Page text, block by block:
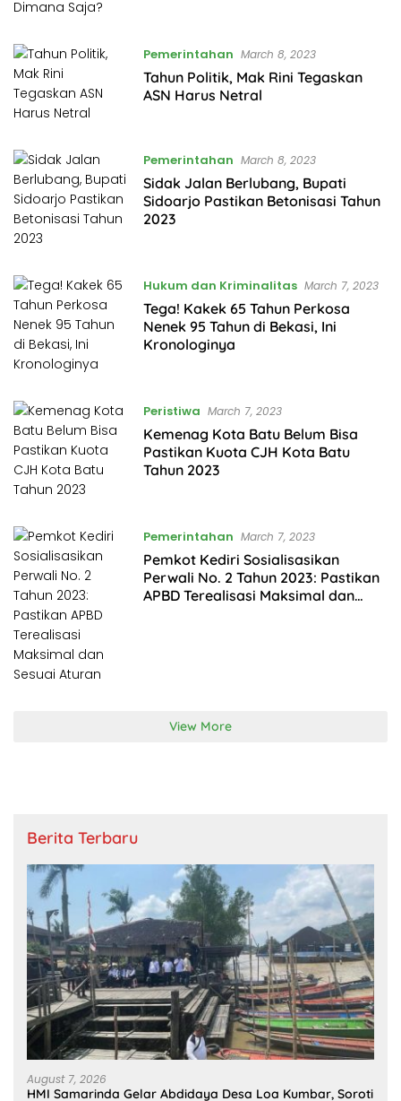
Pemerintahan March 8, 2023
Tahun Politik, Mak Rini Tegaskan
ASN Harus Netral
Pemerintahan March 8, 2023
Sidak Jalan Berlubang, Bupati
Sidoarjo Pastikan Betonisasi Tahun
2023
Hukum dan Kriminalitas March 7, 2023
Tega! Kakek 65 Tahun Perkosa
Nenek 95 Tahun di Bekasi, Ini
Kronologinya
Peristiwa March 7, 2023
Kemenag Kota Batu Belum Bisa
Pastikan Kuota CJH Kota Batu
Tahun 2023
Pemerintahan March 7, 2023
Pemkot Kediri Sosialisasikan
Perwali No. 2 Tahun 2023: Pastikan
APBD Terealisasi Maksimal dan
View More
Berita Terbaru
August 7, 2026
HMI Samarinda Gelar Abdidaya Desa Loa Kumbar, Soroti